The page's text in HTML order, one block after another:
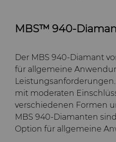
MBS™ 940-
Der MBS 940-Diamant
für allgemeine
mit moderaten
verschiedenen Formen
MBS 940-Diamanten
Option für allgemeine